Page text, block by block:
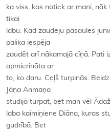
ka viss, kas notiek ar mani,
tikai
labu. Kad zaudēju pasaules
palika iespēja
zaudēt arī nākamajā cīņā. Pati
apmierināta ar
to, ko daru. Ceļš turpinās.
Jāņa Anmaņa
studijā turpat, bet man vēl
laba kaimiņiene Diāna, kuras
gudrībā. Bet